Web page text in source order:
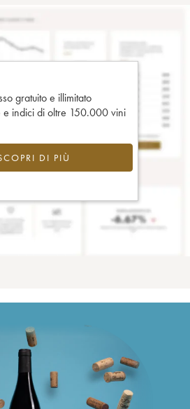
gratuito e illimitato
e indici di oltre 150.000 vini
DI PIÙ